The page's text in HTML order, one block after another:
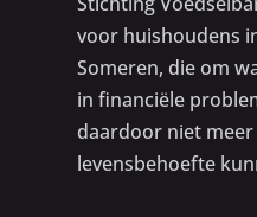
voor huishoudens
Someren, die om
in financiële
daardoor niet
levensbehoefte